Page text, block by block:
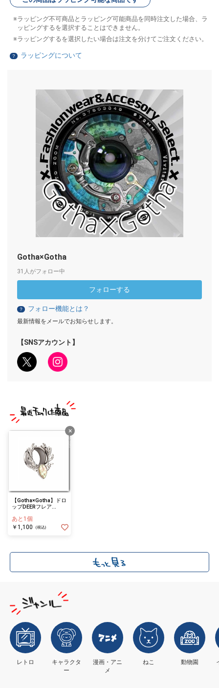
ラッピング不可商品とラッピング可能商品を同時注文した場合、ラ
ッピングするを選択することはできません。
ラッピングするを選択したい場合は注文を分けてご注文ください。
？ ラッピングについて
Gotha×Gotha
31人がフォロー中
フォローする
？ フォロー機能とは？
最新情報をメールでお知らせします。
【SNSアカウント】
×
【Gotha×Gotha】ドロ
ップDEERフレア
あと1個
￥1,100
(税込)
レトロ
キャラクタ
ー
漫画・アニ
メ
ねこ 動物園